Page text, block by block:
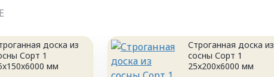
доска из
Сорт 1
мм
Строганная доска из
сосны Сорт 1
25x200x6000 мм